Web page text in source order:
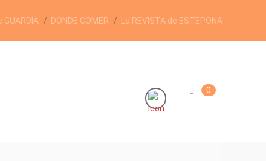
GUARDIA DONDE COMER La REVISTA de ESTEPONA
0